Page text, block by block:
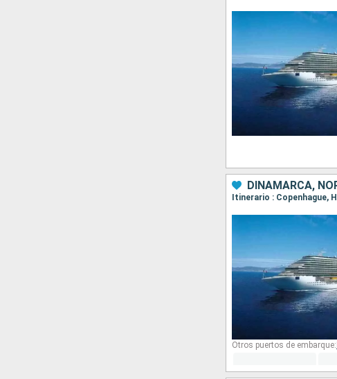
DINAMARCA,
Itinerario : Copenhague,
Otros puertos de embarque: